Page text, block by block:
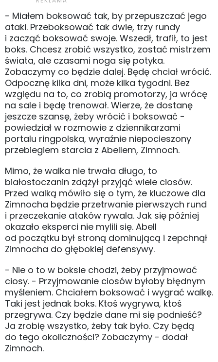
- Miałem boksować tak, by przepuszczać jego
ataki. Przeboksować tak dwie, trzy rundy
i zacząć boksować swoje. Wszedł, trafił, to jest
boks. Chcesz zrobić wszystko, zostać mistrzem
świata, ale czasami noga się potyka.
Zobaczymy co będzie dalej. Będę chciał wrócić.
Odpocznę kilka dni, może kilka tygodni. Bez
względu na to, co zrobią promotorzy, ja wrócę
na sale i będę trenował. Wierze, że dostanę
jeszcze szansę, żeby wrócić i boksować -
powiedział w rozmowie z dziennikarzami
portalu ringpolska, wyraźnie niepocieszony
przebiegiem starcia z Abellem, Zimnoch.
Mimo, że walka nie trwała długo, to
białostoczanin zdążył przyjąć wiele ciosów.
Przed walką mówiło się o tym, że kluczowe dla
Zimnocha będzie przetrwanie pierwszych rund
i przeczekanie ataków rywala. Jak się później
okazało eksperci nie mylili się. Abell
od początku był stroną dominującą i zepchnął
Zimnocha do głębokiej defensywy.
- Nie o to w boksie chodzi, żeby przyjmować
ciosy. - Przyjmowanie ciosów byłoby błędnym
myśleniem. Chciałem boksować i wygrać walkę.
Taki jest jednak boks. Ktoś wygrywa, ktoś
przegrywa. Czy będzie dane mi się podnieść?
Ja zrobię wszystko, żeby tak było. Czy będą
do tego okoliczności? Zobaczymy - dodał
Zimnoch.